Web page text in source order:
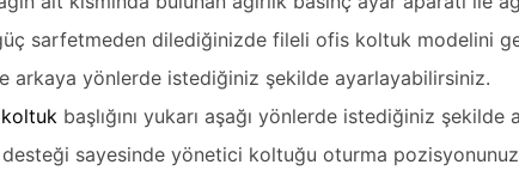
sarfetmeden dilediğinizde fileli ofis koltuk modelini
arkaya yönlerde istediğiniz şekilde ayarlayabilirsiniz.
başlığını yukarı aşağı yönlerde istediğiniz
sayesinde yönetici koltuğu oturma